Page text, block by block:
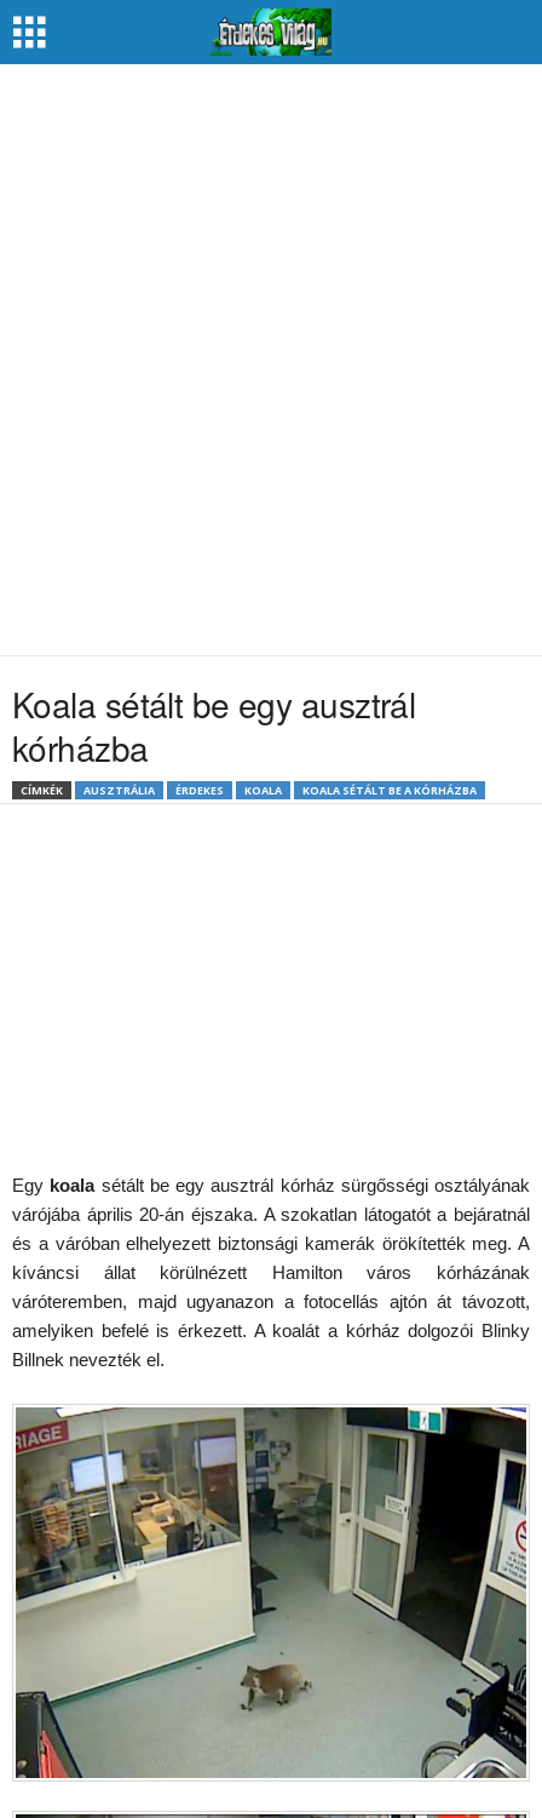
Koala sétált be egy ausztrál
kórházba
CÍMKÉK AUSZTRÁLIA ÉRDEKES KOALA KOALA SÉTÁLT BE A KÓRHÁZBA
Egy koalasétált be egy ausztrál kórház sürgősségi osztályának
várójába április 20-án éjszaka. A szokatlan látogatót a bejáratnál
és a váróban elhelyezett biztonsági kamerák örökítették meg. A
kíváncsi állat körülnézett Hamilton város kórházának
váróteremben, majd ugyanazon a fotocellás ajtón át távozott,
amelyiken befelé is érkezett. A koalát a kórház dolgozói Blinky
Billnek nevezték el.